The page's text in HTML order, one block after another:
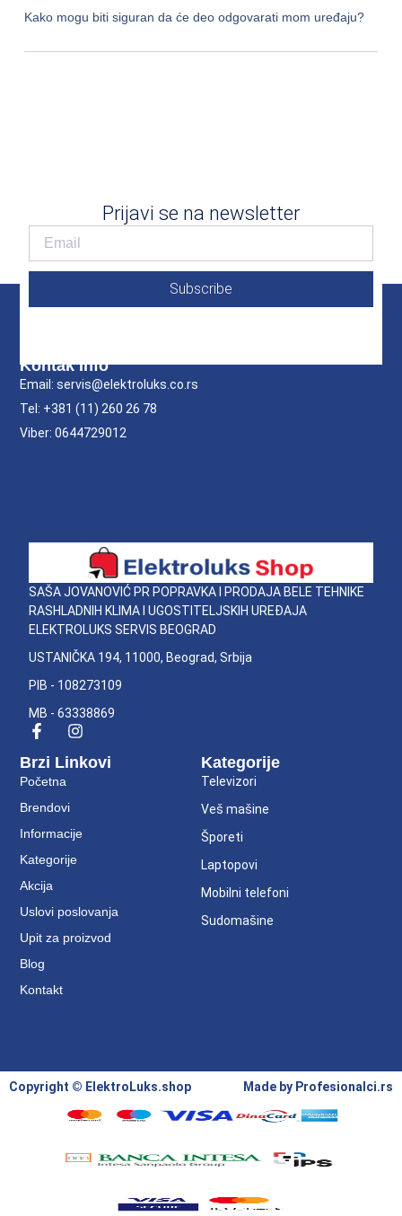
Kako mogu biti siguran da će deo odgovarati mom uređaju?
Prijavi se na newsletter
Subscribe
SAŠA JOVANOVIĆ PR POPRAVKA I PRODAJA BELE TEHNIKE
RASHLADNIH KLIMA I UGOSTITELJSKIH UREĐAJA
ELEKTROLUKS SERVIS BEOGRAD
USTANIČKA 194, 11000, Beograd, Srbija
PIB - 108273109
MB - 63338869
Kategorije
Televizori
Veš mašine
Šporeti
Laptopovi
Mobilni telefoni
Sudomašine
Brzi Linkovi
Početna
Brendovi
Informacije
Kategorije
Akcija
Uslovi poslovanja
Upit za proizvod
Blog
Kontakt
Kontak Info
Email: servis@elektroluks.co.rs
Tel: +381 (11) 260 26 78
Viber: 0644729012
Copyright © ElektroLuks.shop Made by Profesionalci.rs